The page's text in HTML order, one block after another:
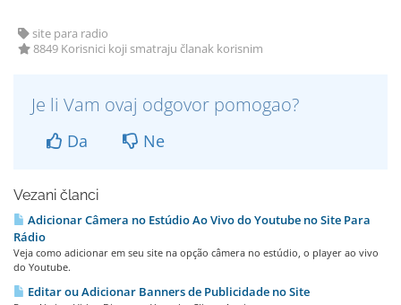
site para radio
8849 Korisnici koji smatraju članak korisnim
Je li Vam ovaj odgovor pomogao?
Da Ne
Vezani članci
Adicionar Câmera no Estúdio Ao Vivo do Youtube no Site Para
Rádio
Veja como adicionar em seu site na opção câmera no estúdio, o player ao vivo
do Youtube.
Editar ou Adicionar Banners de Publicidade no Site